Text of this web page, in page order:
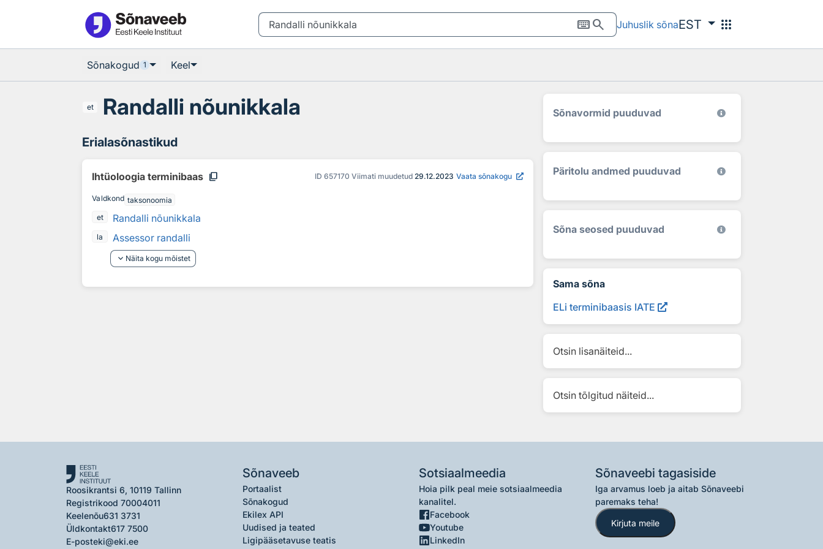
keyboardsearch Juhuslik sõnaEST apps
Sõnakogud 1 Keel
et Randalli nõunikkala
Erialasõnastikud
Ihtüoloogia terminibaas content_copy ID 657170 Viimati muudetud 29.12.2023 Vaata sõnakogu
Valdkond taksonoomia
et
Randalli nõunikkala
la
Assessor randalli
keyboard_arrow_down Näita kogu mõistet
Sõnavormid puuduvad
Päritolu andmed puuduvad
Sõna seosed puuduvad
Sama sõna
ELi terminibaasis IATE
Otsin lisanäiteid...
Otsin tõlgitud näiteid...
Roosikrantsi 6, 10119 Tallinn
Registrikood 70004011
Keelenõu631 3731
Üldkontakt617 7500
E-posteki@eki.ee
Sõnaveeb
Portaalist
Sõnakogud
Ekilex API
Uudised ja teated
Ligipääsetavuse teatis
Sotsiaalmeedia
Hoia pilk peal meie sotsiaalmeedia
kanalitel.
Facebook
Youtube
LinkedIn
Sõnaveebi tagasiside
Iga arvamus loeb ja aitab Sõnaveebi
paremaks teha!
Kirjuta meile